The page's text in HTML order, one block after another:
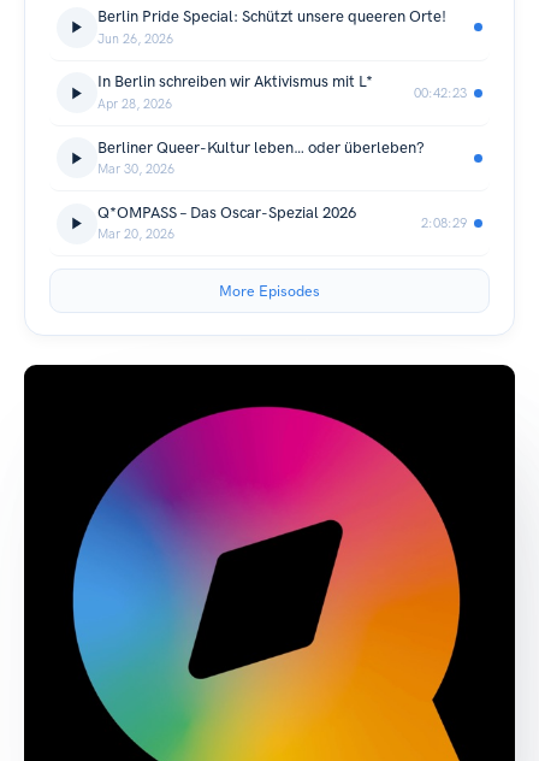
Berlin Pride Special: Schützt unsere queeren Orte!
Jun 26, 2026
In Berlin schreiben wir Aktivismus mit L*
Apr 28, 2026
00:42:23
Berliner Queer-Kultur leben… oder überleben?
Mar 30, 2026
Q*OMPASS – Das Oscar-Spezial 2026
Mar 20, 2026
2:08:29
More Episodes